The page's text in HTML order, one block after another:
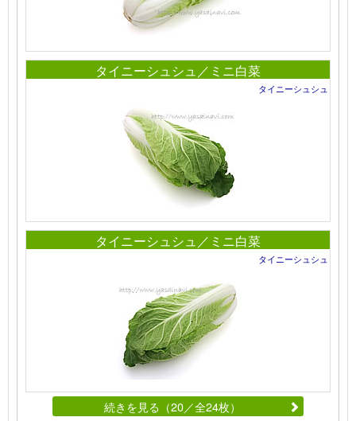
タイニーシュシュ／ミニ白菜
タイニーシュシュ
タイニーシュシュ／ミニ白菜
タイニーシュシュ
続きを見る（20／全24枚）